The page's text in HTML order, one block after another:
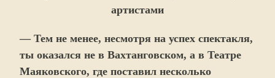
артистами
— Тем не менее, несмотря на успех спектакля,
ты оказался не в Вахтанговском, а в Театре
Маяковского, где поставил несколько